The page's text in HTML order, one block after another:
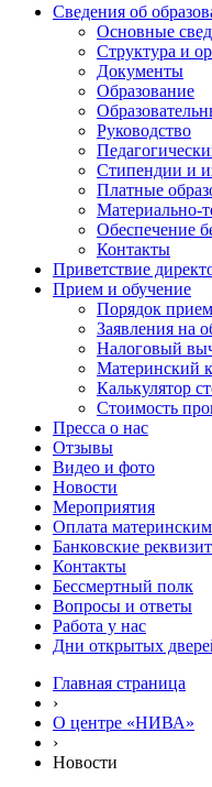
Сведения об
Основные
Структура и
Документы
Образование
Руководство
Стипендии и
Платные
Материально-
Обеспечение
Контакты
Приветствие
Прием и обучение
Порядок
Заявления на
Налоговый
Материнский
Калькулятор
Стоимость
Пресса о нас
Отзывы
Видео и фото
Новости
Мероприятия
Оплата
Банковские
Контакты
Бессмертный полк
Вопросы и ответы
Работа у нас
Дни открытых
Главная страница
›
О центре «НИВА»
›
Новости